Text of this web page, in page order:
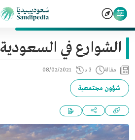
الشوارع في السعودية
مقالة 3 د 08/02/2021
شؤون مجتمعية